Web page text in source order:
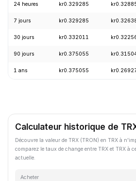
24 heures kr0.329285
7 jours kr0.329285
30 jours kr0.332011
90 jours kr0.375055
1 ans kr0.375055
Calculateur historique de
Découvre la valeur de TRX (TRON) en TRX à
comparez le taux de change entre TRX et TRX à
actuelle.
Acheter